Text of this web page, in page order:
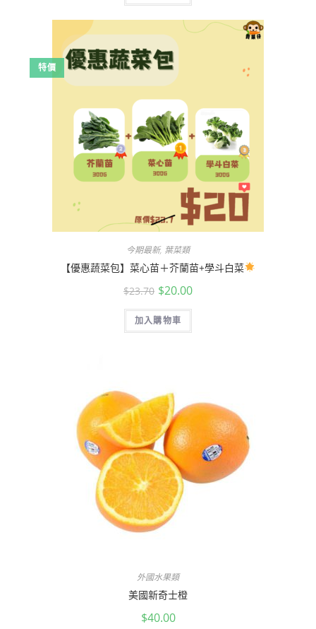
特價
今期最新, 葉菜類
【優惠蔬菜包】菜心苗＋芥蘭苗+學斗白菜
$23.70 $20.00
加入購物車
外國水果類
美國新奇士橙
$40.00